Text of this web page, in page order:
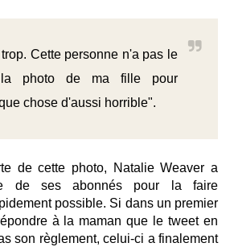
Cette personne n'a pas le
la photo de ma fille pour
chose d'aussi horrible".
de cette photo, Natalie Weaver a
de ses abonnés pour la faire
possible. Si dans un premier
à la maman que le tweet en
son règlement, celui-ci a finalement